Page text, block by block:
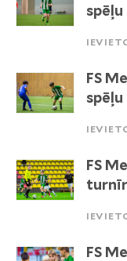
FS
FS
FS